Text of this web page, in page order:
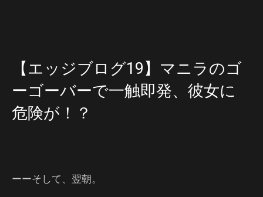
【エッジブログ19】マニラのゴ
ーゴーバーで一触即発、彼女に
危険が！？
ーーそして、翌朝。